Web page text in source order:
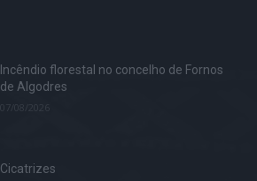
Incêndio florestal no concelho de Fornos
de Algodres
07/08/2026
Cicatrizes